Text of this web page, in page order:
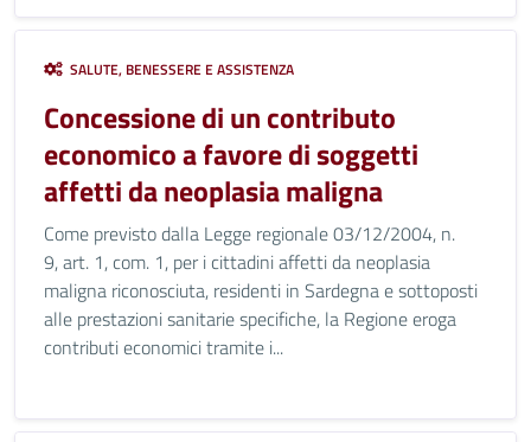
SALUTE, BENESSERE E ASSISTENZA
Concessione di un contributo
economico a favore di soggetti
affetti da neoplasia maligna
Come previsto dalla Legge regionale 03/12/2004, n.
9, art. 1, com. 1, per i cittadini affetti da neoplasia
maligna riconosciuta, residenti in Sardegna e sottoposti
alle prestazioni sanitarie specifiche, la Regione eroga
contributi economici tramite i...